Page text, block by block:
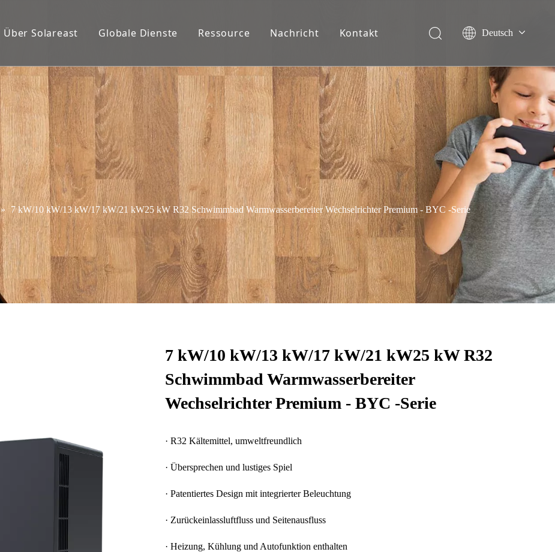
Über Solareast Globale Dienste Ressource Nachricht Kontakt Deutsch
Français
Español
Italiano
Nederlands
» 7 kW/10 kW/13 kW/17 kW/21 kW25 kW R32 Schwimmbad Warmwasserbereiter Wechselrichter Premium - BYC -Serie
7 kW/10 kW/13 kW/17 kW/21 kW25 kW R32
Schwimmbad Warmwasserbereiter
Wechselrichter Premium - BYC -Serie
· R32 Kältemittel, umweltfreundlich
· Übersprechen und lustiges Spiel
· Patentiertes Design mit integrierter Beleuchtung
· Zurückeinlassluftfluss und Seitenausfluss
· Heizung, Kühlung und Autofunktion enthalten